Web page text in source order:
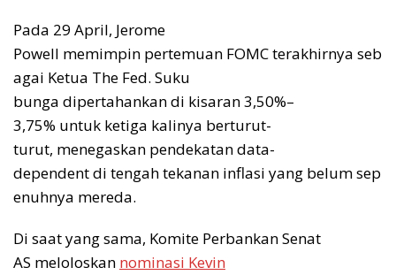
Pada 29 April, Jerome
Powell memimpin pertemuan FOMC terakhirnya seb
agai Ketua The Fed. Suku
bunga dipertahankan di kisaran 3,50%–
3,75% untuk ketiga kalinya berturut-
turut, menegaskan pendekatan data-
dependent di tengah tekanan inflasi yang belum sep
enuhnya mereda.
Di saat yang sama, Komite Perbankan Senat
AS meloloskan nominasi Kevin